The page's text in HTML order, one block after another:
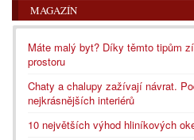
MAGAZÍN
Máte malý byt? Díky těmto tipům
prostoru
Chaty a chalupy zažívají návrat.
nejkrásnějších interiérů
10 největších výhod hliníkových